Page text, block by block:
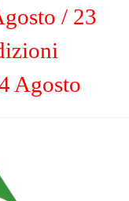
/ 23
Agosto